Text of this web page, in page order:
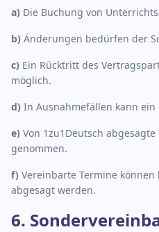
a) Die Buchung von
b) Änderungen bedürfen der
c) Ein Rücktritt des
möglich.
d) In Ausnahmefällen kann
e) Von 1zu1Deutsch
genommen.
f) Vereinbarte Termine
abgesagt werden.
6.